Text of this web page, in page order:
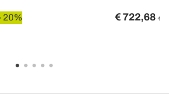
20% € 722,68 €